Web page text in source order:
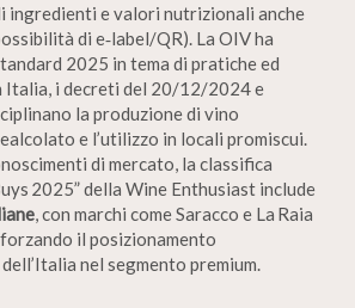
ingredienti e valori nutrizionali anche
di e‐label/QR). La OIV ha
2025 in tema di pratiche ed
i decreti del 20/12/2024 e
la produzione di vino
e l’utilizzo in locali promiscui.
di mercato, la classifica
2025” della Wine Enthusiast include
, con marchi come Saracco e La Raia
il posizionamento
nel segmento premium.